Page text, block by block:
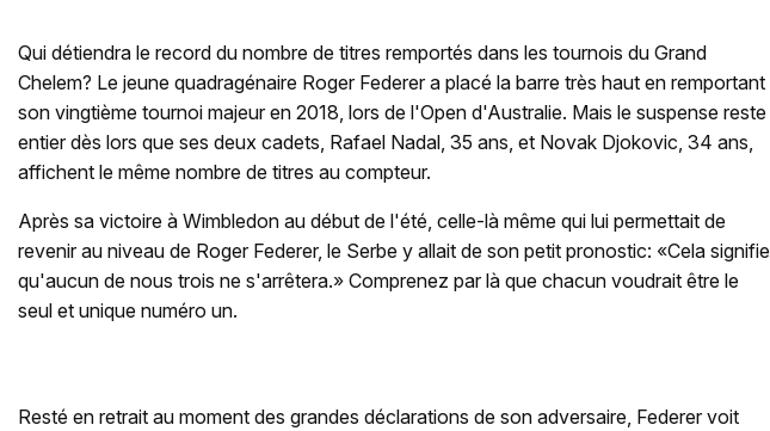
Qui détiendra le record du nombre de titres remportés dans les tournois du Grand
Chelem? Le jeune quadragénaire Roger Federer a placé la barre très haut en remportant
son vingtième tournoi majeur en 2018, lors de l'Open d'Australie. Mais le suspense reste
entier dès lors que ses deux cadets, Rafael Nadal, 35 ans, et Novak Djokovic, 34 ans,
affichent le même nombre de titres au compteur.
Après sa victoire à Wimbledon au début de l'été, celle-là même qui lui permettait de
revenir au niveau de Roger Federer, le Serbe y allait de son petit pronostic: «Cela signifie
qu'aucun de nous trois ne s'arrêtera.» Comprenez par là que chacun voudrait être le
seul et unique numéro un.
Resté en retrait au moment des grandes déclarations de son adversaire, Federer voit